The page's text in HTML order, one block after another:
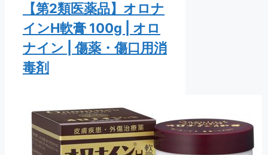
【第2類医薬品】オロナ
インH軟膏 100g | オロ
ナイン | 傷薬・傷口用消
毒剤